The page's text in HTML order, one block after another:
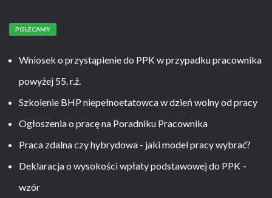
POLECAMY
Wniosek o przystąpienie do PPK w przypadku pracownika
powyżej 55. r.ż.
Szkolenie BHP niepełnoetatowca w dzień wolny od pracy
Ogłoszenia o pracę na Poradniku Pracownika
Praca zdalna czy hybrydowa - jaki model pracy wybrać?
Deklaracja o wysokości wpłaty podstawowej do PPK –
wzór